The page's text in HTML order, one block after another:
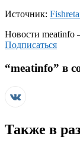
Источник:
Новости meatinfo
Подписаться
“meatinfo” в
Также в